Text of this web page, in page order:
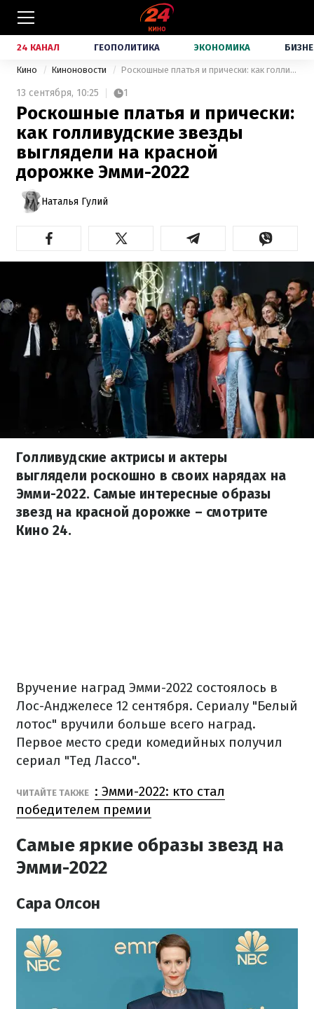
24 КАНАЛ ГЕОПОЛИТИКА ЭКОНОМИКА
Кино Киноновости Роскошные платья и прически: как голливудские звезды выглядели на красной дорожке Эмми-2022
13 сентября, 10:25 1
Роскошные платья и прически:
как голливудские звезды
выглядели на красной
дорожке Эмми-2022
Наталья Гулий
Голливудские актрисы и актеры
выглядели роскошно в своих нарядах на
Эмми-2022. Самые интересные образы
звезд на красной дорожке – смотрите
Кино 24.
Вручение наград Эмми-2022 состоялось в
Лос-Анджелесе 12 сентября. Сериалу "Белый
лотос" вручили больше всего наград.
Первое место среди комедийных получил
сериал "Тед Лассо".
ЧИТАЙТЕ ТАКЖЕ : Эмми-2022: кто стал
победителем премии
Самые яркие образы звезд на
Эмми-2022
Сара Олсон